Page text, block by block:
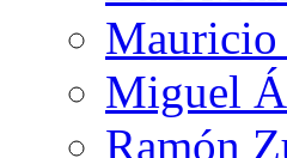
Mauricio
Miguel
Ramón